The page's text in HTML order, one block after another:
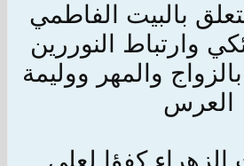
بالبيت الفاطمي
وارتباط النوررين
والمهر ووليمة
العرس
كفؤا لعلي